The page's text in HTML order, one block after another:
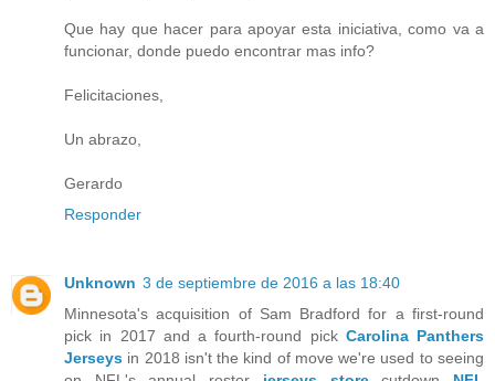
Que hay que hacer para apoyar esta iniciativa, como va a
funcionar, donde puedo encontrar mas info?
Felicitaciones,
Un abrazo,
Gerardo
Responder
Unknown 3 de septiembre de 2016 a las 18:40
Minnesota's acquisition of Sam Bradford for a first-round
pick in 2017 and a fourth-round pick Carolina Panthers
Jerseys in 2018 isn't the kind of move we're used to seeing